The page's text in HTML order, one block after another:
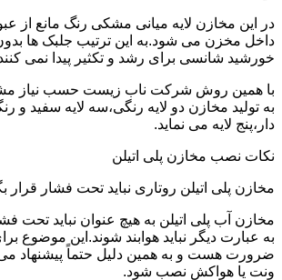
در این مخازن لایه میانی مشکی رنگ مانع از
داخل مخزن می شود.به این ترتیب جلبک ها
خورشید شانسی برای رشد و تکثیر پیدا نمی
با همین روش شرکت ناب زیست حسب نیاز
به تولید مخازن دو لایه رنگی،سه لایه سفید و
دار،پنج لایه می نماید.
نکات نصب مخازن پلی اتیلن
مخازن پلی اتیلن روتاری نباید تحت فشار قرار
مخازن آب پلی اتیلن به هیچ عنوان نباید تحت
به عبارت دیگر نباید هوابند شوند.این موضوع
ضرورت هست و به همین دلیل حتماً پیشنهاد می
ونت یا هواکش نصب شود.